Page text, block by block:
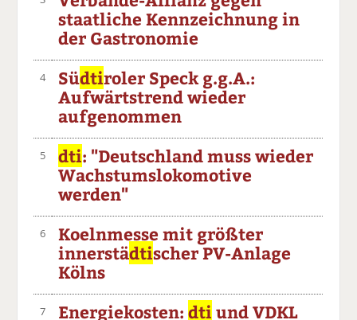
staatliche Kennzeichnung in
der Gastronomie
4 Südtiroler Speck g.g.A.:
Aufwärtstrend wieder
aufgenommen
5 dti: "Deutschland muss wieder
Wachstumslokomotive
werden"
6
Koelnmesse mit größter
innerstädtischer PV-Anlage
Kölns
7 Energiekosten:dti und VDKL